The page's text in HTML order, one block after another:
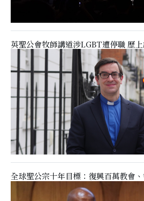
英聖公會牧師講道涉LGBT遭停職 歷
全球聖公宗十年目標：復興百萬教會